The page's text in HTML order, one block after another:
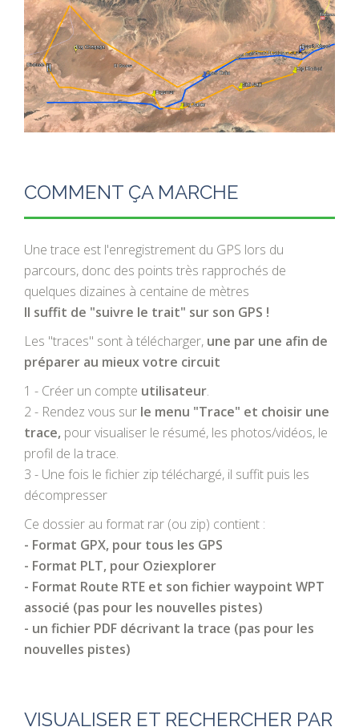
COMMENT ÇA MARCHE
Une trace est l'enregistrement du GPS lors du
parcours, donc des points très rapprochés de
quelques dizaines à centaine de mètres
Il suffit de "suivre le trait" sur son GPS !
Les "traces" sont à télécharger, une par une afin de
préparer au mieux votre circuit
1 - Créer un compte utilisateur.
2 - Rendez vous sur le menu "Trace" et choisir une
trace, pour visualiser le résumé, les photos/vidéos, le
profil de la trace.
3 - Une fois le fichier zip téléchargé, il suffit puis les
décompresser
Ce dossier au format rar (ou zip) contient :
- Format GPX, pour tous les GPS
- Format PLT, pour Oziexplorer
- Format Route RTE et son fichier waypoint WPT
associé (pas pour les nouvelles pistes)
- un fichier PDF décrivant la trace (pas pour les
nouvelles pistes)
VISUALISER ET RECHERCHER PAR